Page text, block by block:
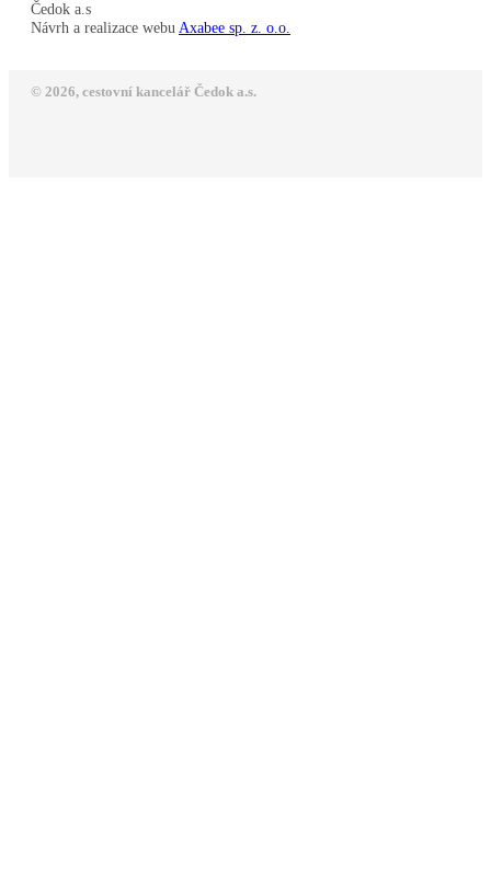
Čedok a.s
Návrh a realizace webu Axabee sp. z. o.o.
© 2026, cestovní kancelář Čedok a.s.